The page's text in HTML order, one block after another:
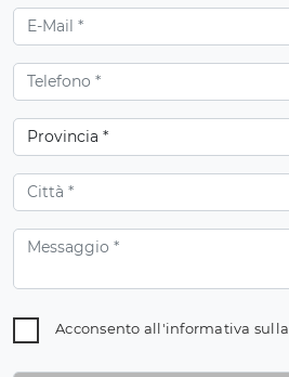
Acconsento all'informativa sulla